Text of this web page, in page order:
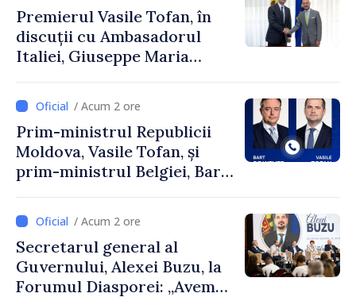
Premierul Vasile Tofan, în
discuții cu Ambasadorul
Italiei, Giuseppe Maria
/ Acum 2 ore
Prim-ministrul Republicii
Moldova, Vasile Tofan, și
prim-ministrul Belgiei, Bart
despre parcursul european
al Republicii Moldova.
/ Acum 2 ore
Secretarul general al
Guvernului, Alexei Buzu, la
Forumul Diasporei: „Avem